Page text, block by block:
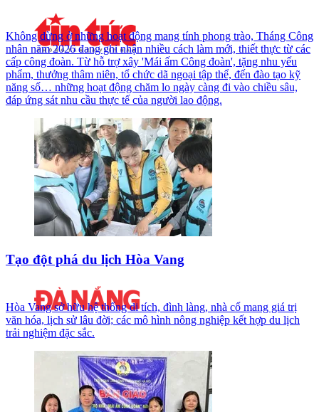
Không dừng ở những hoạt động mang tính phong trào, Tháng Công
nhân năm 2026 đang ghi nhận nhiều cách làm mới, thiết thực từ các
cấp công đoàn. Từ hỗ trợ xây 'Mái ấm Công đoàn', tặng nhu yếu
phẩm, thưởng thâm niên, tổ chức dã ngoại tập thể, đến đào tạo kỹ
năng số… những hoạt động chăm lo ngày càng đi vào chiều sâu,
đáp ứng sát nhu cầu thực tế của người lao động.
Tạo đột phá du lịch Hòa Vang
Hòa Vang sở hữu hệ thống di tích, đình làng, nhà cổ mang giá trị
văn hóa, lịch sử lâu đời; các mô hình nông nghiệp kết hợp du lịch
trải nghiệm đặc sắc.